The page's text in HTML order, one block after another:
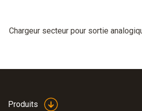
Chargeur secteur pour sortie
Produits